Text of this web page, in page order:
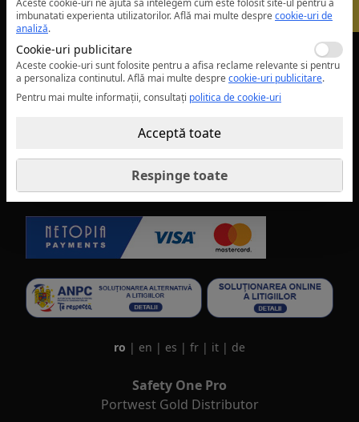
Cookie-uri
Termeni conditii
A.N.P.C.
Modifica preferintele cookie
ro | en | es | fr | it | de
Safety One Pro
Portwest Gold Distributor
Aceste cookie-uri ne ajuta sa intelegem cum este folosit site-ul pentru a
imbunatati experienta utilizatorilor.Află mai multe desprecookie-uri de
analiză.
Cookie-uri publicitare
Aceste cookie-uri sunt folosite pentru a afisa reclame relevante si pentru
a personaliza continutul.Află mai multe desprecookie-uri publicitare.
Pentru mai multe informații, consultați politica de cookie-uri
Respinge toate
Acceptă toate